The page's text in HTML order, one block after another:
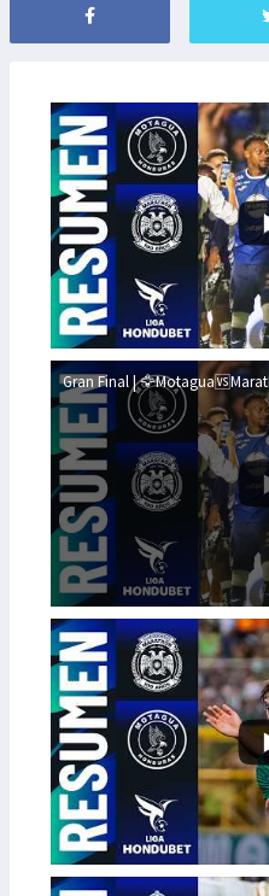
Gran Final |